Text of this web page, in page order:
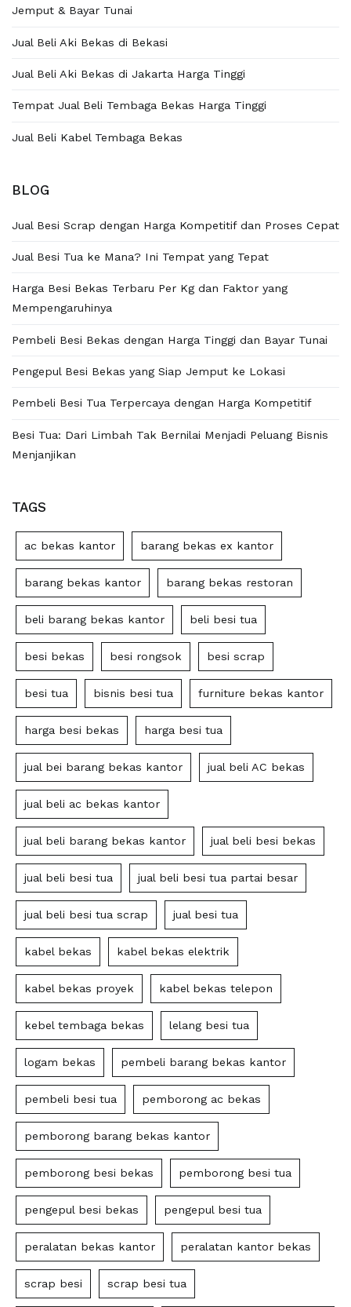
Jemput & Bayar Tunai
Jual Beli Aki Bekas di Bekasi
Jual Beli Aki Bekas di Jakarta Harga Tinggi
Tempat Jual Beli Tembaga Bekas Harga Tinggi
Jual Beli Kabel Tembaga Bekas
BLOG
Jual Besi Scrap dengan Harga Kompetitif dan Proses Cepat
Jual Besi Tua ke Mana? Ini Tempat yang Tepat
Harga Besi Bekas Terbaru Per Kg dan Faktor yang
Mempengaruhinya
Pembeli Besi Bekas dengan Harga Tinggi dan Bayar Tunai
Pengepul Besi Bekas yang Siap Jemput ke Lokasi
Pembeli Besi Tua Terpercaya dengan Harga Kompetitif
Besi Tua: Dari Limbah Tak Bernilai Menjadi Peluang Bisnis
Menjanjikan
TAGS
ac bekas kantor barang bekas ex kantor
barang bekas kantor barang bekas restoran
beli barang bekas kantor beli besi tua
besi bekas besi rongsok besi scrap
besi tua bisnis besi tua furniture bekas kantor
harga besi bekas harga besi tua
jual bei barang bekas kantor jual beli AC bekas
jual beli ac bekas kantor
jual beli barang bekas kantor jual beli besi bekas
jual beli besi tua jual beli besi tua partai besar
jual beli besi tua scrap jual besi tua
kabel bekas kabel bekas elektrik
kabel bekas proyek kabel bekas telepon
kebel tembaga bekas lelang besi tua
logam bekas pembeli barang bekas kantor
pembeli besi tua pemborong ac bekas
pemborong barang bekas kantor
pemborong besi bekas pemborong besi tua
pengepul besi bekas pengepul besi tua
peralatan bekas kantor peralatan kantor bekas
scrap besi scrap besi tua